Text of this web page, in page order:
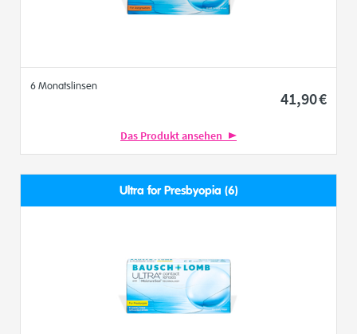
6 Monatslinsen
41,90€
Das Produkt ansehen
Ultra for Presbyopia (6)